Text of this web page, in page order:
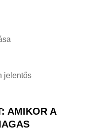
jelentős
AMIKOR A